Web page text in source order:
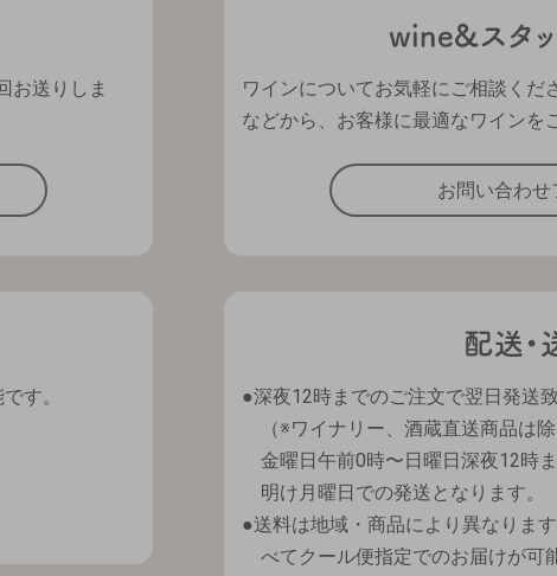
お送りしま
ワインについてお気軽にご相談くだ
などから、お客様に最適なワインを
お問い合わせ
す。
深夜12時までのご注文で翌日発送致
（※ワイナリー、酒蔵直送商品は除
金曜日午前0時〜日曜日深夜12時
明け月曜日での発送となります。
送料は地域・商品により異なりま
べてクール便指定でのお届けが可